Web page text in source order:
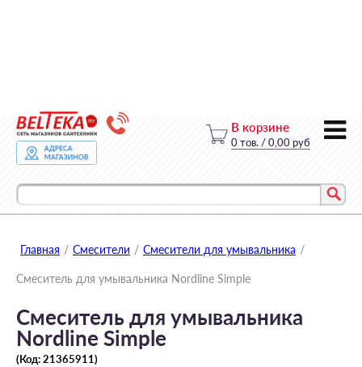
В корзине
Главная / Смесители / Смесители для умывальника /
Смеситель для умывальника Nordline Simple
Смеситель для умывальника
Nordline Simple
(Код:21365911)